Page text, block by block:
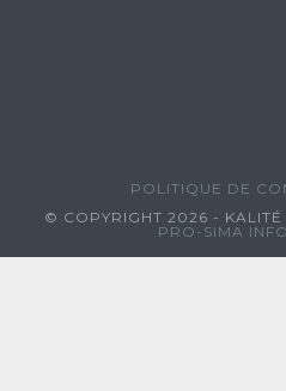
POLITIQUE DE
© COPYRIGHT 2026 -
PRO-SIMA